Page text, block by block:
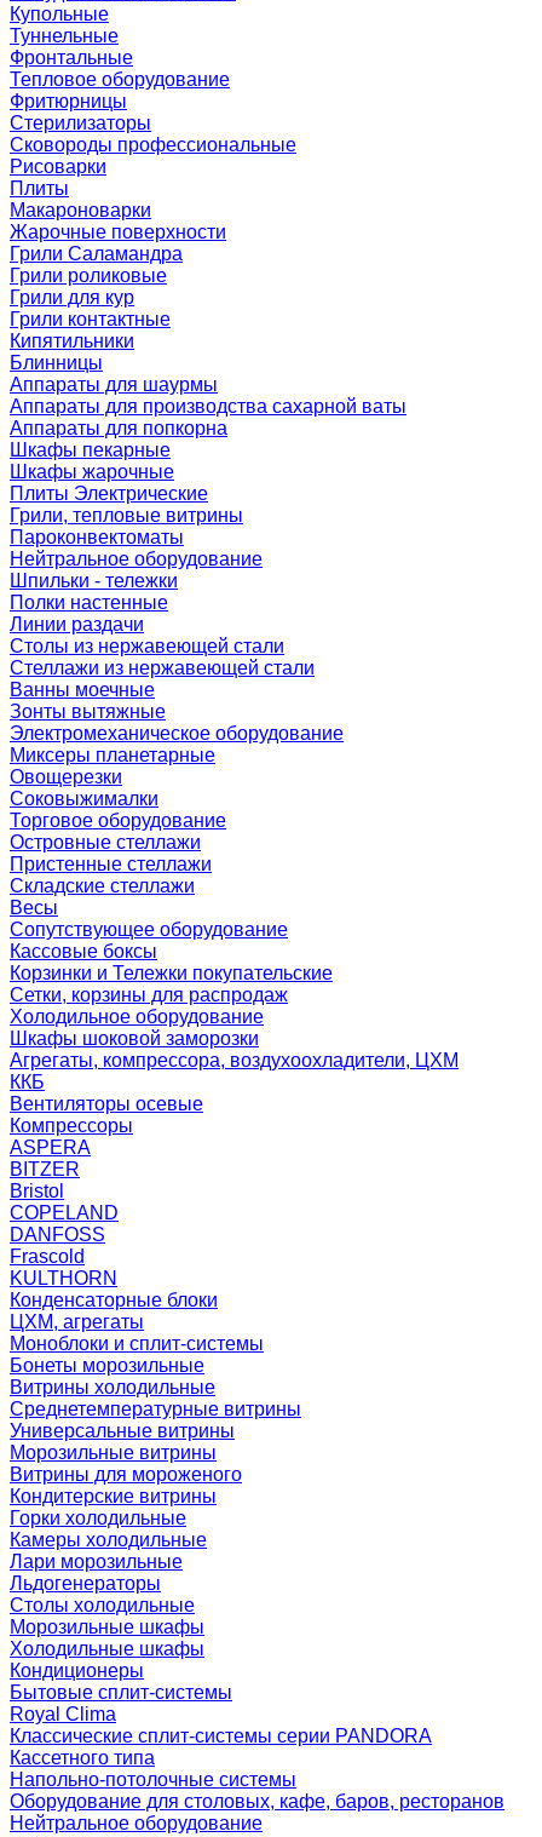
Купольные
Туннельные
Фронтальные
Тепловое оборудование
Фритюрницы
Стерилизаторы
Сковороды профессиональные
Рисоварки
Плиты
Макароноварки
Жарочные поверхности
Грили Саламандра
Грили роликовые
Грили для кур
Грили контактные
Кипятильники
Блинницы
Аппараты для шаурмы
Аппараты для производства сахарной ваты
Аппараты для попкорна
Шкафы пекарные
Шкафы жарочные
Плиты Электрические
Грили, тепловые витрины
Пароконвектоматы
Нейтральное оборудование
Шпильки - тележки
Полки настенные
Линии раздачи
Столы из нержавеющей стали
Стеллажи из нержавеющей стали
Ванны моечные
Зонты вытяжные
Электромеханическое оборудование
Миксеры планетарные
Овощерезки
Соковыжималки
Торговое оборудование
Островные стеллажи
Пристенные стеллажи
Складские стеллажи
Весы
Сопутствующее оборудование
Кассовые боксы
Корзинки и Тележки покупательские
Сетки, корзины для распродаж
Холодильное оборудование
Шкафы шоковой заморозки
Агрегаты, компрессора, воздухоохладители, ЦХМ
ККБ
Вентиляторы осевые
Компрессоры
ASPERA
BITZER
Bristol
COPELAND
DANFOSS
Frascold
KULTHORN
Конденсаторные блоки
ЦХМ, агрегаты
Моноблоки и сплит-системы
Бонеты морозильные
Витрины холодильные
Среднетемпературные витрины
Универсальные витрины
Морозильные витрины
Витрины для мороженого
Кондитерские витрины
Горки холодильные
Камеры холодильные
Лари морозильные
Льдогенераторы
Столы холодильные
Морозильные шкафы
Холодильные шкафы
Кондиционеры
Бытовые сплит-системы
Royal Clima
Классические сплит-системы серии PANDORA
Кассетного типа
Напольно-потолочные системы
Оборудование для столовых, кафе, баров, ресторанов
Нейтральное оборудование